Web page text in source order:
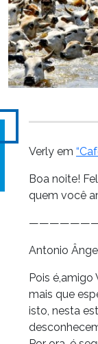
Verly em
Boa noite!
quem você
Antonio
Pois é,amigo
mais que
isto, nesta